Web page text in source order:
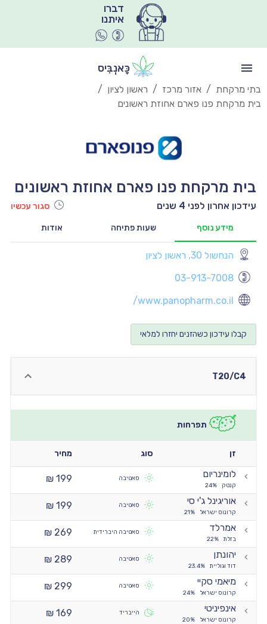
איתנו
כָּאנְבִּיס
בתי מרקחת / אזור מרכז / ראשון לציון /
בית מרקחת פנו פארם אחוזת ראשונים
בית מרקחת פנו פארם אחוזת ראשונים
עידכון אחרון לפני 4 שנים סגור עכשיו
מידע נוסף שעות פתיחה אודות
הנחשול 30, ראשון לציון
03-913-7008
www.panopharm.co.il/
קבלו עידכון כשהזנים יחזרו למלאי
T20/C4
תפרחות
זן סוג מחיר
לומינריום
קנטק 24%
סאטיבה
199 ₪
אוריגינל ג'י סי
קרונוס ישראל 21%
סאטיבה
199 ₪
אמרלד
בזלת 22%
סאטיבה היברידית
269 ₪
יהונתן
דוד וגוליית 23.4%
סאטיבה
289 ₪
מיאמי סקיי
קרונוס ישראל 24%
סאטיבה
299 ₪
אינפיניטי
קרונוס ישראל 20%
הייבריד
169 ₪